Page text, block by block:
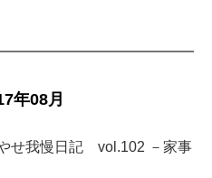
年08月
せ我慢日記 vol.102 －家事